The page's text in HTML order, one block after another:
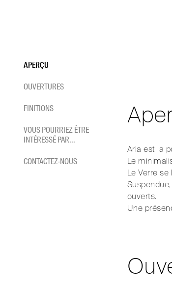
APERÇU
OUVERTURES
FINITIONS
VOUS POURRIEZ ÊTRE
INTÉRESSÉ PAR...
CONTACTEZ-NOUS
Aria est la
Le
Le Verre
ouverts.
Une